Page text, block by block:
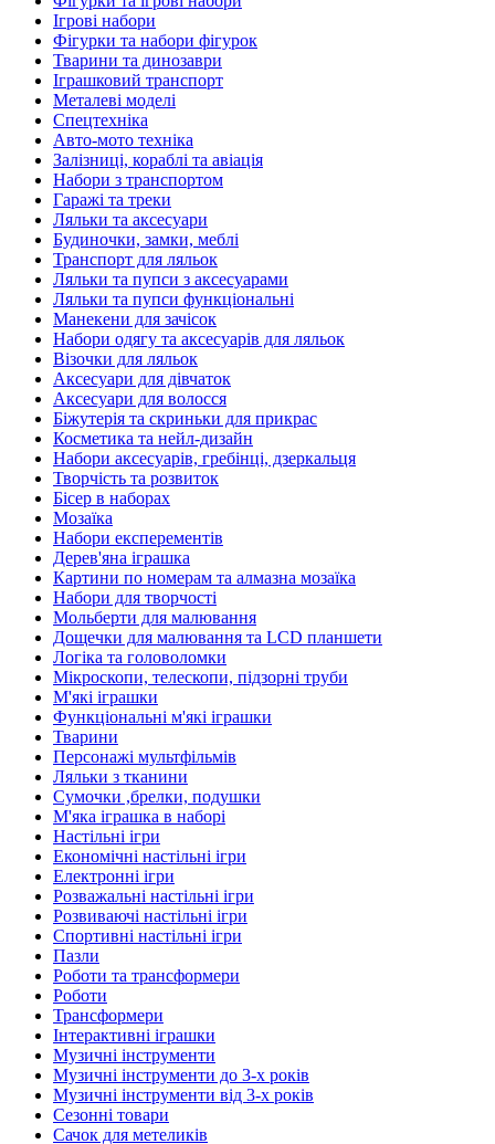
Ігрові набори
Фігурки та набори фігурок
Тварини та динозаври
Іграшковий транспорт
Металеві моделі
Спецтехніка
Авто-мото техніка
Залізниці, кораблі та авіація
Набори з транспортом
Гаражі та треки
Ляльки та аксесуари
Будиночки, замки, меблі
Транспорт для ляльок
Ляльки та пупси з аксесуарами
Ляльки та пупси функціональні
Манекени для зачісок
Набори одягу та аксесуарів для ляльок
Візочки для ляльок
Аксесуари для дівчаток
Аксесуари для волосся
Біжутерія та скриньки для прикрас
Косметика та нейл-дизайн
Набори аксесуарів, гребінці, дзеркальця
Творчість та розвиток
Бісер в наборах
Мозаїка
Набори експерементів
Дерев'яна іграшка
Картини по номерам та алмазна мозаїка
Набори для творчості
Мольберти для малювання
Дощечки для малювання та LCD планшети
Логіка та головоломки
Мікроскопи, телескопи, підзорні труби
М'які іграшки
Функціональні м'які іграшки
Тварини
Персонажі мультфільмів
Ляльки з тканини
Сумочки ,брелки, подушки
М'яка іграшка в наборі
Настільні ігри
Економічні настільні ігри
Електронні ігри
Розважальні настільні ігри
Розвиваючі настільні ігри
Спортивні настільні ігри
Пазли
Роботи та трансформери
Роботи
Трансформери
Інтерактивні іграшки
Музичні інструменти
Музичні інструменти до 3-х років
Музичні інструменти від 3-х років
Сезонні товари
Сачок для метеликів